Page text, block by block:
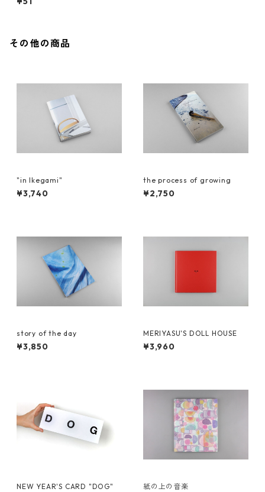
その他の商品
"in Ikegami"
¥3,740
the process of growing
¥2,750
story of the day
¥3,850
MERIYASU'S DOLL HOUSE
¥3,960
NEW YEAR'S CARD "DOG" 紙の上の音楽